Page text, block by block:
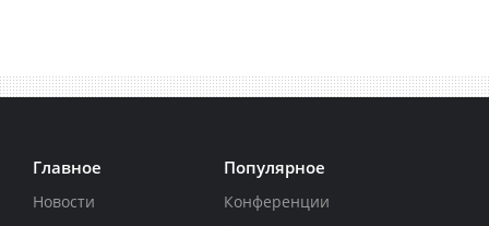
Главное
Новости
Популярное
Конференции